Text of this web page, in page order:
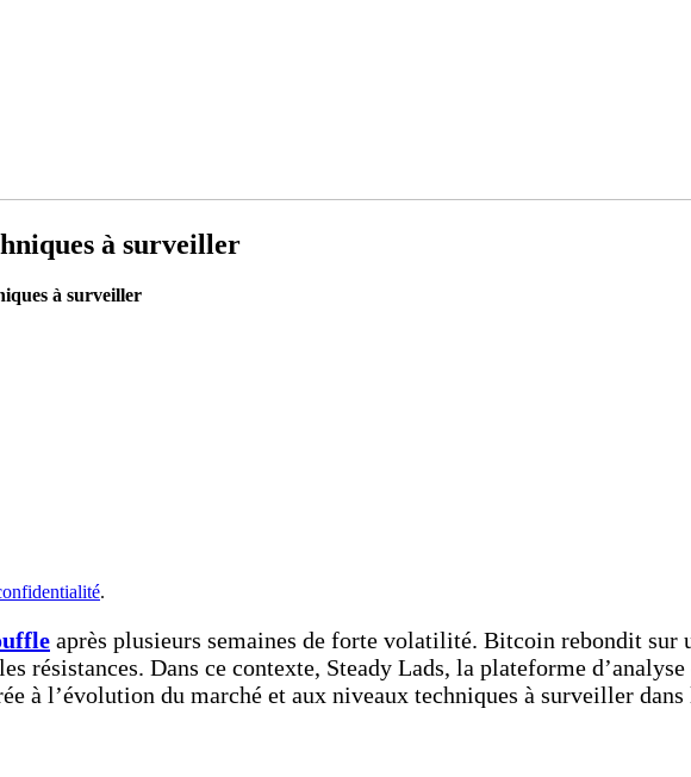
à surveiller
à surveiller
.
après plusieurs semaines de forte volatilité. Bitcoin rebondit sur
résistances. Dans ce contexte, Steady Lads, la plateforme
à l’évolution du marché et aux niveaux techniques à surveiller